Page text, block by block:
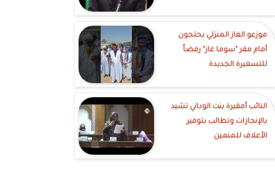
موزعو الغاز المنزلي يحتجون
أمام مقر "سوما غاز" رفضاً
للتسعيرة الجديدة
النائب أمقيرة بنت الوداني تشيد
بالإنجازات وتطالب بتوفير
الأعلاف للمنمين